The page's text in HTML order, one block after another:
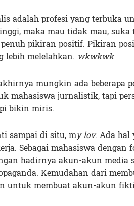
adalah profesi yang terbuka
maka mau tidak mau,
pikiran positif. Pikiran
lebih melelahkan. wkwkwk
mungkin ada beberapa
mahasiswa jurnalistik, tapi
bikin miris.
sampai di situ, my lov. Ada hal
Sebagai mahasiswa
hadirnya akun-akun media
Kemudahan dari
untuk membuat akun-akun